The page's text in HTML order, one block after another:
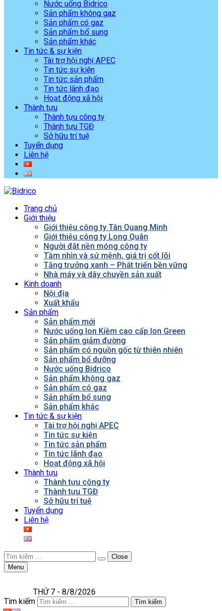
Nước uống Bidrico
Sản phẩm không gaz
Sản phẩm có gaz
Sản phẩm bổ sung
Sản phẩm khác
Tin tức & sự kiện
Tài trợ hội nghị APEC
Tin tức sự kiện
Tin tức sản phẩm
Tin tức lãnh đạo
Hoạt động xã hội
Thành tựu
Thành tựu công ty
Thành tựu TGĐ
Sở hữu trí tuệ
Tuyển dụng
Liên hệ
Trang chủ
Giới thiệu
Giới thiệu công ty Tân Quang Minh
Giới thiệu công ty Long Quân
Người đặt nền móng công ty
Tầm nhìn và sứ mệnh, giá trị cốt lõi
Tăng trưởng xanh – Phát triển bền vững
Nhà máy và dây chuyền sản xuất
Kinh doanh
Nội địa
Xuất khẩu
Sản phẩm
Sản phẩm mới
Nước uống Ion Kiềm cao cấp Ion Green
Sản phẩm giảm đường
Sản phẩm có nguồn gốc từ thiên nhiên
Sản phẩm bổ dưỡng
Nước uống Bidrico
Sản phẩm không gaz
Sản phẩm có gaz
Sản phẩm bổ sung
Sản phẩm khác
Tin tức & sự kiện
Tài trợ hội nghị APEC
Tin tức sự kiện
Tin tức sản phẩm
Tin tức lãnh đạo
Hoạt động xã hội
Thành tựu
Thành tựu công ty
Thành tựu TGĐ
Sở hữu trí tuệ
Tuyển dụng
Liên hệ
Close
Menu
THỨ 7 - 8/8/2026
Tìm kiếm
Tìm kiếm